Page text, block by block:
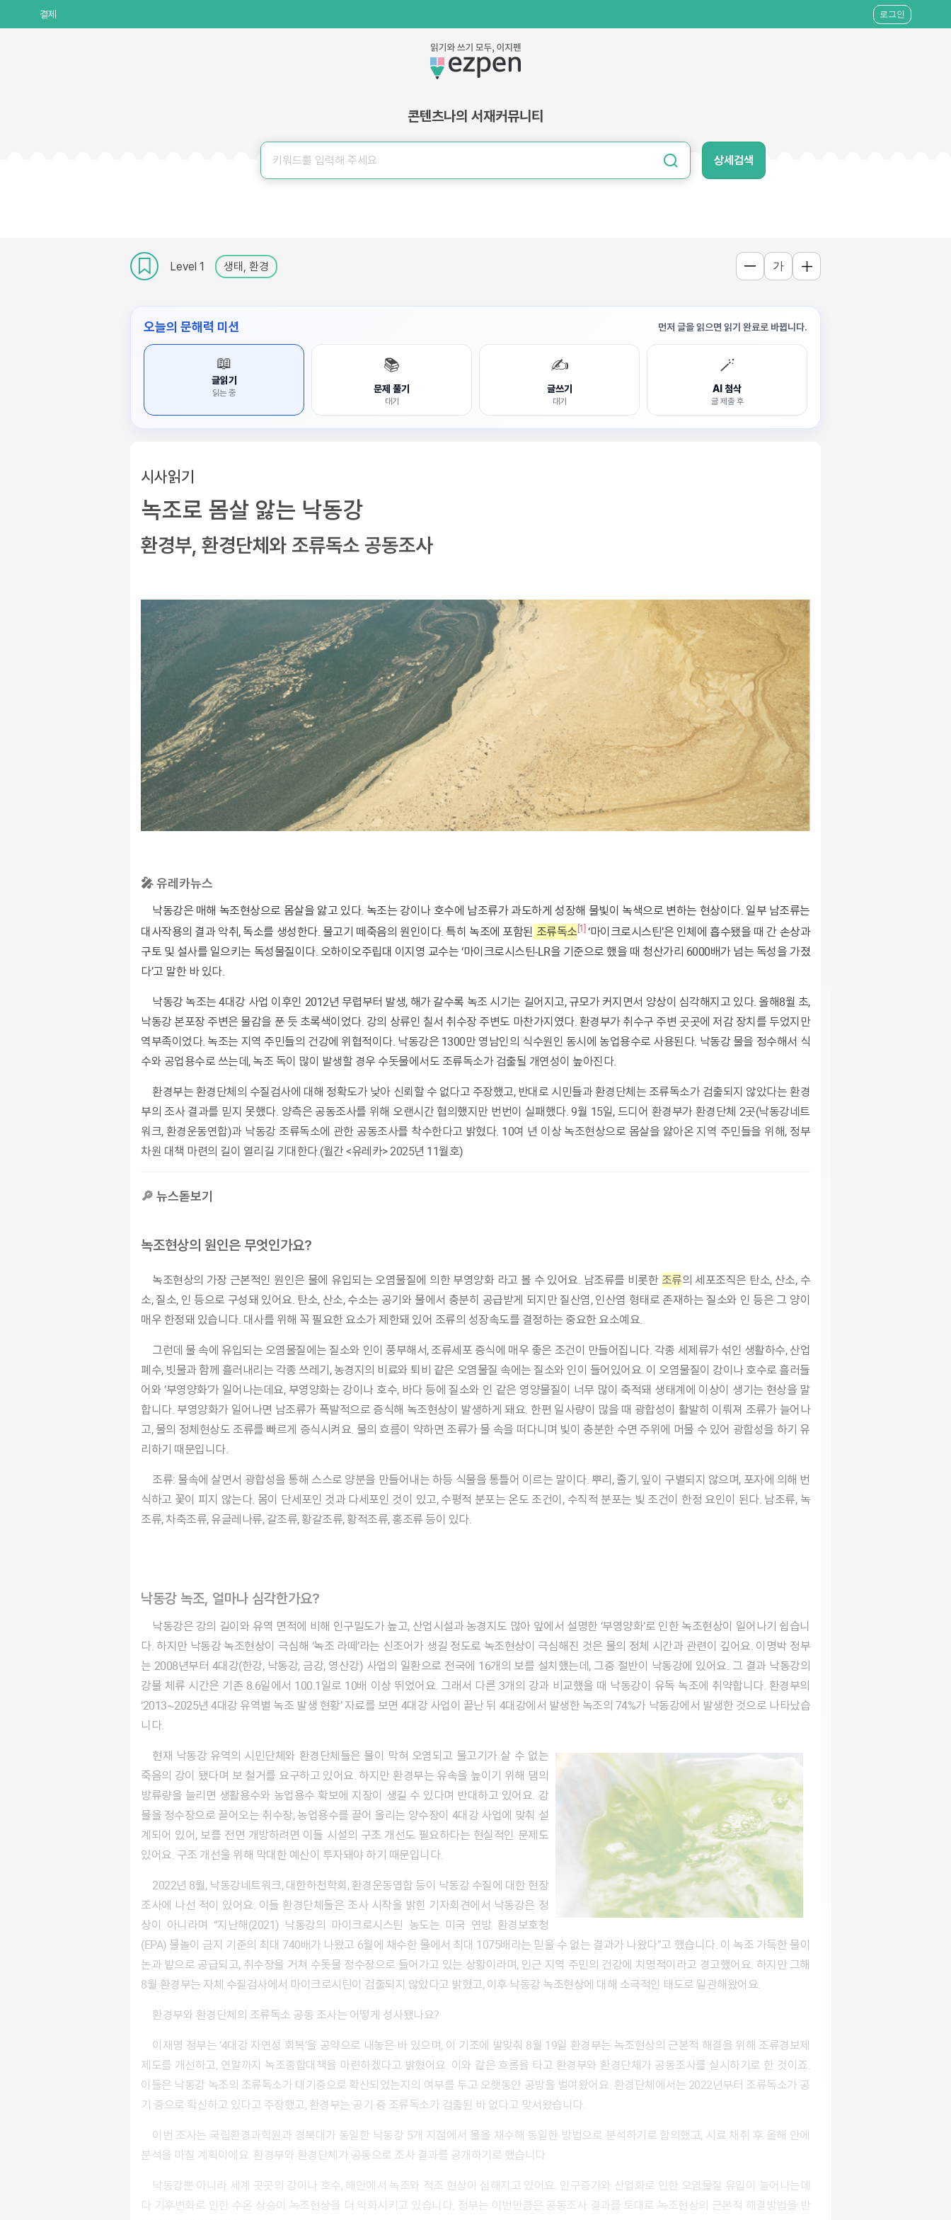
결제 로그인
콘텐츠나의 서재커뮤니티
상세검색
Level 1 생태, 환경 가
오늘의 문해력 미션 먼저 글을 읽으면 읽기 완료로 바뀝니다.
📖
글읽기
읽는 중
📚
문제 풀기
대기
✍️
글쓰기
대기
🪄
AI 첨삭
글 제출 후
시사읽기
녹조로 몸살 앓는 낙동강
환경부, 환경단체와 조류독소 공동조사
🎤 유레카뉴스
낙동강은 매해 녹조현상으로 몸살을 앓고 있다. 녹조는 강이나 호수에 남조류가 과도하게 성장해 물빛이 녹색으로 변하는 현상이다. 일부 남조류는
대사작용의 결과 악취, 독소를 생성한다. 물고기 떼죽음의 원인이다. 특히 녹조에 포함된 조류독소[1]‘마이크로시스틴’은 인체에 흡수됐을 때 간 손상과
구토 및 설사를 일으키는 독성물질이다. 오하이오주립대 이지영 교수는 ‘마이크로시스틴-LR을 기준으로 했을 때 청산가리 6000배가 넘는 독성을 가졌
다’고 말한 바 있다.
낙동강 녹조는 4대강 사업 이후인 2012년 무렵부터 발생, 해가 갈수록 녹조 시기는 길어지고, 규모가 커지면서 양상이 심각해지고 있다. 올해8월 초,
낙동강 본포장 주변은 물감을 푼 듯 초록색이었다. 강의 상류인 칠서 취수장 주변도 마찬가지였다. 환경부가 취수구 주변 곳곳에 저감 장치를 두었지만
역부족이었다. 녹조는 지역 주민들의 건강에 위협적이다. 낙동강은 1300만 영남인의 식수원인 동시에 농업용수로 사용된다. 낙동강 물을 정수해서 식
수와 공업용수로 쓰는데, 녹조 독이 많이 발생할 경우 수돗물에서도 조류독소가 검출될 개연성이 높아진다.
환경부는 환경단체의 수질검사에 대해 정확도가 낮아 신뢰할 수 없다고 주장했고, 반대로 시민들과 환경단체는 조류독소가 검출되지 않았다는 환경
부의 조사 결과를 믿지 못했다. 양측은 공동조사를 위해 오랜시간 협의했지만 번번이 실패했다. 9월 15일, 드디어 환경부가 환경단체 2곳(낙동강네트
워크, 환경운동연합)과 낙동강 조류독소에 관한 공동조사를 착수한다고 밝혔다. 10여 년 이상 녹조현상으로 몸살을 앓아온 지역 주민들을 위해, 정부
차원 대책 마련의 길이 열리길 기대한다.(월간 <유레카> 2025년 11월호)
🔎 뉴스돋보기
녹조현상의 원인은 무엇인가요?
녹조현상의 가장 근본적인 원인은 물에 유입되는 오염물질에 의한 부영양화 라고 볼 수 있어요. 남조류를 비롯한 조류의 세포조직은 탄소, 산소, 수
소, 질소, 인 등으로 구성돼 있어요. 탄소, 산소, 수소는 공기와 물에서 충분히 공급받게 되지만 질산염, 인산염 형태로 존재하는 질소와 인 등은 그 양이
매우 한정돼 있습니다. 대사를 위해 꼭 필요한 요소가 제한돼 있어 조류의 성장속도를 결정하는 중요한 요소예요.
그런데 물 속에 유입되는 오염물질에는 질소와 인이 풍부해서, 조류세포 증식에 매우 좋은 조건이 만들어집니다. 각종 세제류가 섞인 생활하수, 산업
폐수, 빗물과 함께 흘러내리는 각종 쓰레기, 농경지의 비료와 퇴비 같은 오염물질 속에는 질소와 인이 들어있어요. 이 오염물질이 강이나 호수로 흘러들
어와 ‘부영양화’가 일어나는데요, 부영양화는 강이나 호수, 바다 등에 질소와 인 같은 영양물질이 너무 많이 축적돼 생태계에 이상이 생기는 현상을 말
합니다. 부영양화가 일어나면 남조류가 폭발적으로 증식해 녹조현상이 발생하게 돼요. 한편 일사량이 많을 때 광합성이 활발히 이뤄져 조류가 늘어나
고, 물의 정체현상도 조류를 빠르게 증식시켜요. 물의 흐름이 약하면 조류가 물 속을 떠다니며 빛이 충분한 수면 주위에 머물 수 있어 광합성을 하기 유
리하기 때문입니다.
조류: 물속에 살면서 광합성을 통해 스스로 양분을 만들어내는 하등 식물을 통틀어 이르는 말이다. 뿌리, 줄기, 잎이 구별되지 않으며, 포자에 의해 번
식하고 꽃이 피지 않는다. 몸이 단세포인 것과 다세포인 것이 있고, 수평적 분포는 온도 조건이, 수직적 분포는 빛 조건이 한정 요인이 된다. 남조류, 녹
조류, 차축조류, 유글레나류, 갈조류, 황갈조류, 황적조류, 홍조류 등이 있다.
낙동강 녹조, 얼마나 심각한가요?
낙동강은 강의 길이와 유역 면적에 비해 인구밀도가 높고, 산업시설과 농경지도 많아 앞에서 설명한 ‘부영양화’로 인한 녹조현상이 일어나기 쉽습니
다. 하지만 낙동강 녹조현상이 극심해 ‘녹조 라떼’라는 신조어가 생길 정도로 녹조현상이 극심해진 것은 물의 정체 시간과 관련이 깊어요. 이명박 정부
는 2008년부터 4대강(한강, 낙동강, 금강, 영산강) 사업의 일환으로 전국에 16개의 보를 설치했는데, 그중 절반이 낙동강에 있어요. 그 결과 낙동강의
강물 체류 시간은 기존 8.6일에서 100.1일로 10배 이상 뛰었어요. 그래서 다른 3개의 강과 비교했을 때 낙동강이 유독 녹조에 취약합니다. 환경부의
‘2013~2025년 4대강 유역별 녹조 발생 현황’ 자료를 보면 4대강 사업이 끝난 뒤 4대강에서 발생한 녹조의 74%가 낙동강에서 발생한 것으로 나타났습
니다.
현재 낙동강 유역의 시민단체와 환경단체들은 물이 막혀 오염되고 물고기가 살 수 없는
죽음의 강이 됐다며 보 철거를 요구하고 있어요. 하지만 환경부는 유속을 높이기 위해 댐의
방류량을 늘리면 생활용수와 농업용수 확보에 지장이 생길 수 있다며 반대하고 있어요. 강
물을 정수장으로 끌어오는 취수장, 농업용수를 끌어 올리는 양수장이 4대강 사업에 맞춰 설
계되어 있어, 보를 전면 개방하려면 이들 시설의 구조 개선도 필요하다는 현실적인 문제도
있어요. 구조 개선을 위해 막대한 예산이 투자돼야 하기 때문입니다.
2022년 8월, 낙동강네트워크, 대한하천학회, 환경운동엽합 등이 낙동강 수질에 대한 현장
조사에 나선 적이 있어요. 이들 환경단체들은 조사 시작을 밝힌 기자회견에서 낙동강은 정
상이 아니라며 “지난해(2021) 낙동강의 마이크로시스틴 농도는 미국 연방 환경보호청
(EPA) 물놀이 금지 기준의 최대 740배가 나왔고 6월에 채수한 물에서 최대 1075배라는 믿을 수 없는 결과가 나왔다”고 했습니다. 이 녹조 가득한 물이
논과 밭으로 공급되고, 취수장을 거쳐 수돗물 정수장으로 들어가고 있는 상황이라며, 인근 지역 주민의 건강에 치명적이라고 경고했어요. 하지만 그해
8월 환경부는 자체 수질검사에서 마이크로시틴이 검출되지 않았다고 밝혔고, 이후 낙동강 녹조현상에 대해 소극적인 태도로 일관해왔어요.
환경부와 환경단체의 조류독소 공동 조사는 어떻게 성사됐나요?
이재명 정부는 ‘4대강 자연성 회복’을 공약으로 내놓은 바 있으며, 이 기조에 발맞춰 8월 19일 환경부는 녹조현상의 근본적 해결을 위해 조류경보제
제도를 개선하고, 연말까지 녹조종합대책을 마련하겠다고 밝혔어요. 이와 같은 흐름을 타고 환경부와 환경단체가 공동조사를 실시하기로 한 것이죠.
이들은 낙동강 녹조의 조류독소가 대기중으로 확산되었는지의 여부를 두고 오랫동안 공방을 벌여왔어요. 환경단체에서는 2022년부터 조류독소가 공
기 중으로 확산하고 있다고 주장했고, 환경부는 공기 중 조류독소가 검출된 바 없다고 맞서왔습니다.
이번 조사는 국립환경과학원과 경북대가 동일한 낙동강 5개 지점에서 물을 채수해 동일한 방법으로 분석하기로 합의했고, 시료 채취 후 올해 안에
분석을 마칠 계획이에요. 환경부와 환경단체가 공동으로 조사 결과를 공개하기로 했습니다.
낙동강뿐 아니라 세계 곳곳의 강이나 호수, 해안에서 녹조와 적조 현상이 심해지고 있어요. 인구증가와 산업화로 인한 오염물질 유입이 늘어나는데
다 기후변화로 인한 수온 상승이 녹조현상을 더 악화시키고 있습니다. 정부는 이번만큼은 공동조사 결과를 토대로 녹조현상의 근본적 해결방법을 반